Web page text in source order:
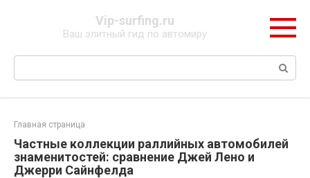
Vip-surfing.ru
Ваш элитный гид по автомиру
Поиск:
Главная страница
Частные коллекции раллийных автомобилей
знаменитостей: сравнение Джей Лено и
Джерри Сайнфелда